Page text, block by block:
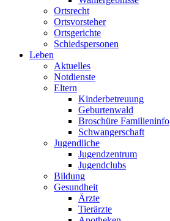
Ortsrecht
Ortsvorsteher
Ortsgerichte
Schiedspersonen
Leben
Aktuelles
Notdienste
Eltern
Kinderbetreuung
Geburtenwald
Broschüre Familieninfo
Schwangerschaft
Jugendliche
Jugendzentrum
Jugendclubs
Bildung
Gesundheit
Ärzte
Tierärzte